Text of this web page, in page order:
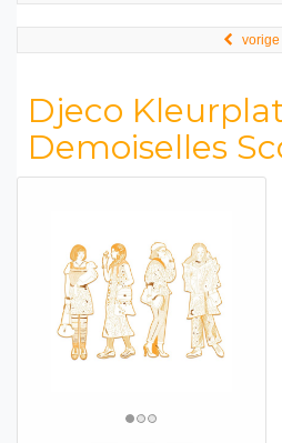
vorige
Djeco
Demoiselles